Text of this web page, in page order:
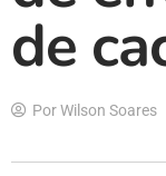
de
PorWilson Soares